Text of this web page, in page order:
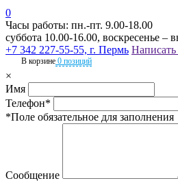
0
Часы работы: пн.-пт. 9.00-18.00
суббота 10.00-16.00, воскресенье –
+7 342 227-55-55, г. Пермь
В корзине 0 позиций
×
Имя
Телефон*
*Поле обязательное для заполнения
Сообщение